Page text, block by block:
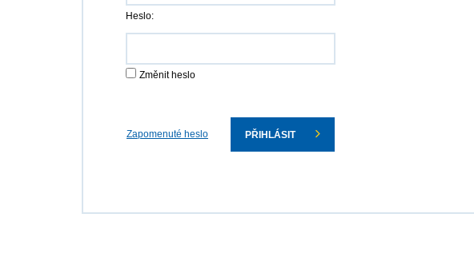
Heslo:
Změnit heslo
Zapomenuté heslo PŘIHLÁSIT